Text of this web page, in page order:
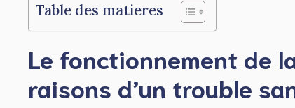
Table des matieres
Le fonctionnement de
raisons d’un trouble